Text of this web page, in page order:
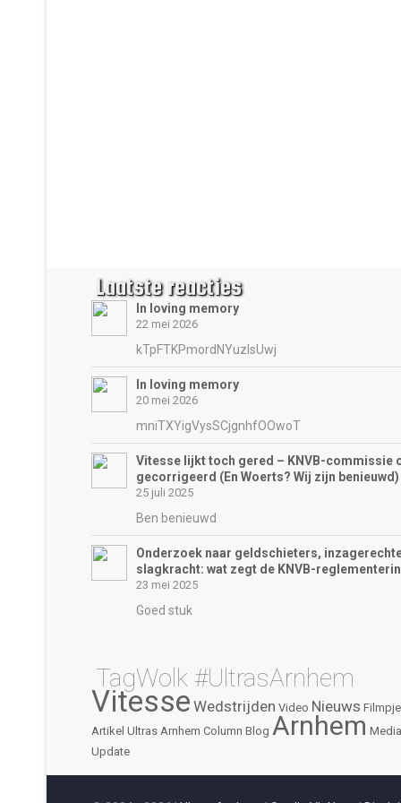
Laatste reacties
In loving memory
22 mei 2026
kTpFTKPmordNYuzIsUwj
In loving memory
20 mei 2026
mniTXYigVysSCjgnhfOOwoT
Vitesse lijkt toch gered – KNVB-commissie
gecorrigeerd (En Woerts? Wij zijn benieuwd)
25 juli 2025
Ben benieuwd
Onderzoek naar geldschieters,
slagkracht: wat zegt de KNVB-
23 mei 2025
Goed stuk
TagWolk #UltrasArnhem
Vitesse Wedstrijden Video Nieuws Filmpje
Artikel Ultras Arnhem Column Blog Arnhem Media
Update